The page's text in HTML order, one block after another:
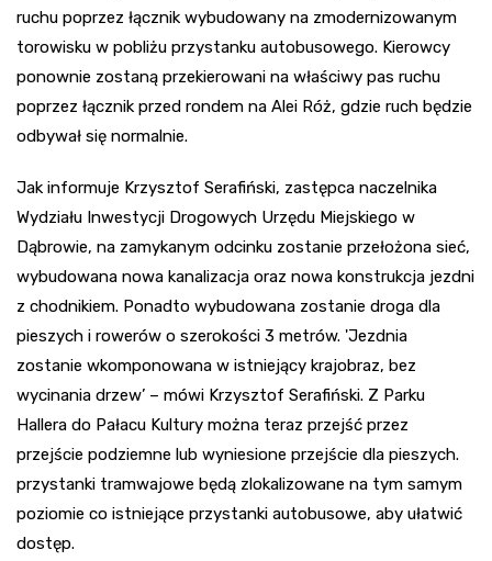
ruchu poprzez łącznik wybudowany na zmodernizowanym
torowisku w pobliżu przystanku autobusowego. Kierowcy
ponownie zostaną przekierowani na właściwy pas ruchu
poprzez łącznik przed rondem na Alei Róż, gdzie ruch będzie
odbywał się normalnie.
Jak informuje Krzysztof Serafiński, zastępca naczelnika
Wydziału Inwestycji Drogowych Urzędu Miejskiego w
Dąbrowie, na zamykanym odcinku zostanie przełożona sieć,
wybudowana nowa kanalizacja oraz nowa konstrukcja jezdni
z chodnikiem. Ponadto wybudowana zostanie droga dla
pieszych i rowerów o szerokości 3 metrów. 'Jezdnia
zostanie wkomponowana w istniejący krajobraz, bez
wycinania drzew’ – mówi Krzysztof Serafiński. Z Parku
Hallera do Pałacu Kultury można teraz przejść przez
przejście podziemne lub wyniesione przejście dla pieszych.
przystanki tramwajowe będą zlokalizowane na tym samym
poziomie co istniejące przystanki autobusowe, aby ułatwić
dostęp.